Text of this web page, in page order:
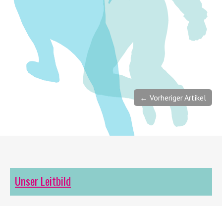
← Vorheriger Artikel
Unser Leitbild